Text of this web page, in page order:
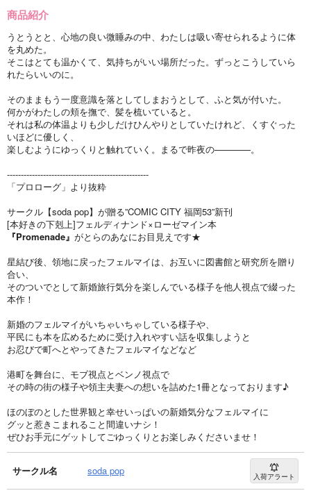
商品紹介
うとうとと、心地の良い微睡みの中、わたしは吸い寄せられるように体
を丸めた。
そこはとても温かくて、気持ちがいい場所だった。ずっとこうしていら
れたらいいのに。
そのままもう一度意識を落としてしまおうとして、ふと気が付いた。
何かがわたしの頬を撫で、髪を梳いていると。
それは私の体温よりも少しだけひんやりとしていたけれど、くすぐった
いほどに優しく、
楽しむようにゆっくりと触れていく。まるで昨夜の————。
---------------------------------------------------
「プロローグ」より抜粋
サークル【soda pop】が贈る”COMIC CITY 福岡53”新刊
[本好きの下剋上]フェルディナンド×ローゼマイン本
『Promenade』 がとらのあなにお目見えです★
星結び後、領地に戻ったフェルマイは、お互いに図書館と研究所を贈り
合い、
そのついでとして新婚旅行気分を楽しんでいる様子を他人視点で綴った
本作！
新婚のフェルマイがいちゃいちゃしている様子や、
平民にも本を広めるために受け入れやすい話を収集しようと
お忍びで町へとやってきたフェルマイなどなど
港町を舞台に、モブ視点とベンノ視点で
その時の街の様子や領主夫妻への想いを詰めた1冊となっております♪
ほのぼのとした世界観と幸せいっぱいの新婚気分なフェルマイに
グッと惹きこまれること間違いナシ！
ぜひお手元にゲットしてごゆっくりとお楽しみくださいませ！
サークル名 soda pop 入荷アラート